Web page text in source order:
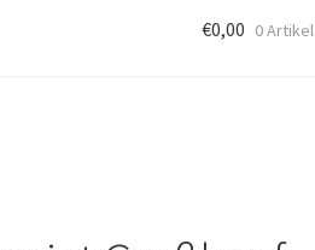
€0,00 0 Artikel